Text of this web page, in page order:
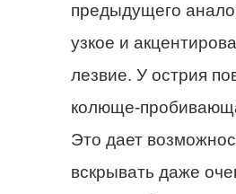
предыдущего
узкое и
лезвие. У острия
колюще-
Это дает
вскрывать даже